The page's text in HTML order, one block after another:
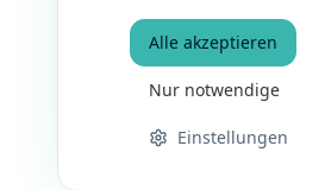
Alle akzeptieren
Nur notwendige
Einstellungen